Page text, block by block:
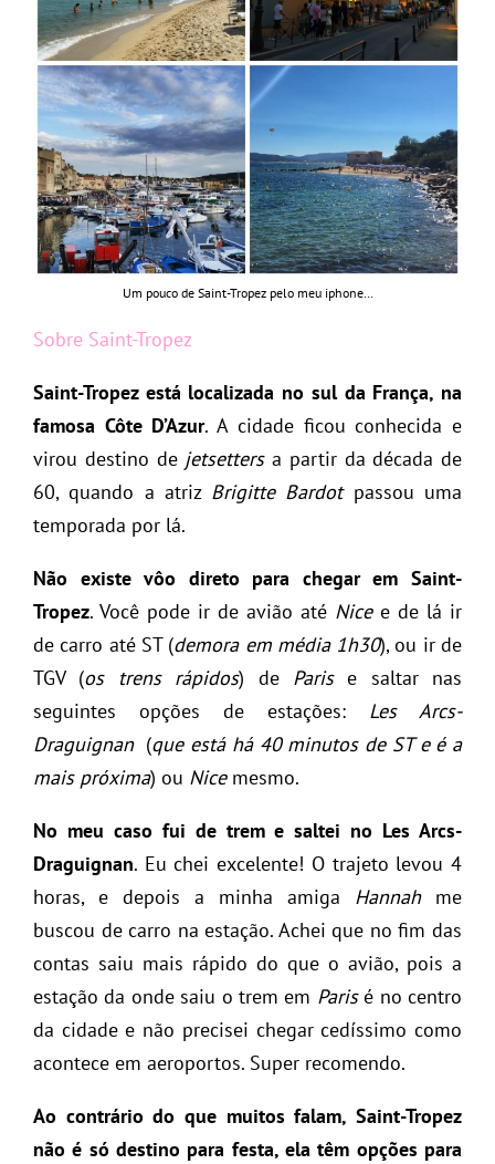
Um pouco de Saint-Tropez pelo meu iphone…
Sobre Saint-Tropez
Saint-Tropez está localizada no sul da França, na
famosa Côte D’Azur. A cidade ficou conhecida e
virou destino dejetsettersa partir da década de
60, quando a atriz Brigitte Bardotpassou uma
temporada por lá.
Não existe vôo direto para chegar em Saint-
Tropez. Você pode ir de avião até Nicee de lá ir
de carro até ST (demora em média 1h30), ou ir de
TGV (os trens rápidos) de Parise saltar nas
seguintes opções de estações: Les Arcs-
Draguignan(que está há 40 minutos de ST e é a
mais próxima) ou Nicemesmo.
No meu caso fui de trem e saltei no Les Arcs-
Draguignan. Eu chei excelente! O trajeto levou 4
horas, e depois a
minha amiga Hannahme
buscou de carro na estação. Achei que no fim das
contas saiu mais rápido do que o avião, pois a
estação da onde saiu o trem em Parisé no centro
da cidade e não precisei chegar cedíssimo como
acontece em aeroportos. Super recomendo.
Ao contrário do que muitos falam, Saint-Tropez
não é só destino para festa, ela têm opções para